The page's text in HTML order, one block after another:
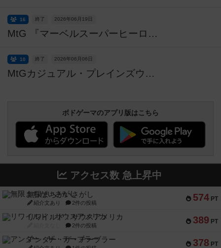
MtG 『マーベルスーパーヒーローズ』 プレリリース・金曜夜の部【初心者・未経験者とも歓迎】
終了 2026年06月19日
16
MtGカジュアル・プレインズウォーカー・シリーズ（リバイバル）【初心者歓迎】【2026.06】
終了 2026年06月06日
10
ボドゲーマのアプリ版はこちら
アクセス数 急上昇中
574 PT
無限まちがいさがし
紹介文あり 2件の投稿
389 PT
リワイルド：サウスアメリカ
2件の投稿
378 PT
アンダー・ザ・テーブラー